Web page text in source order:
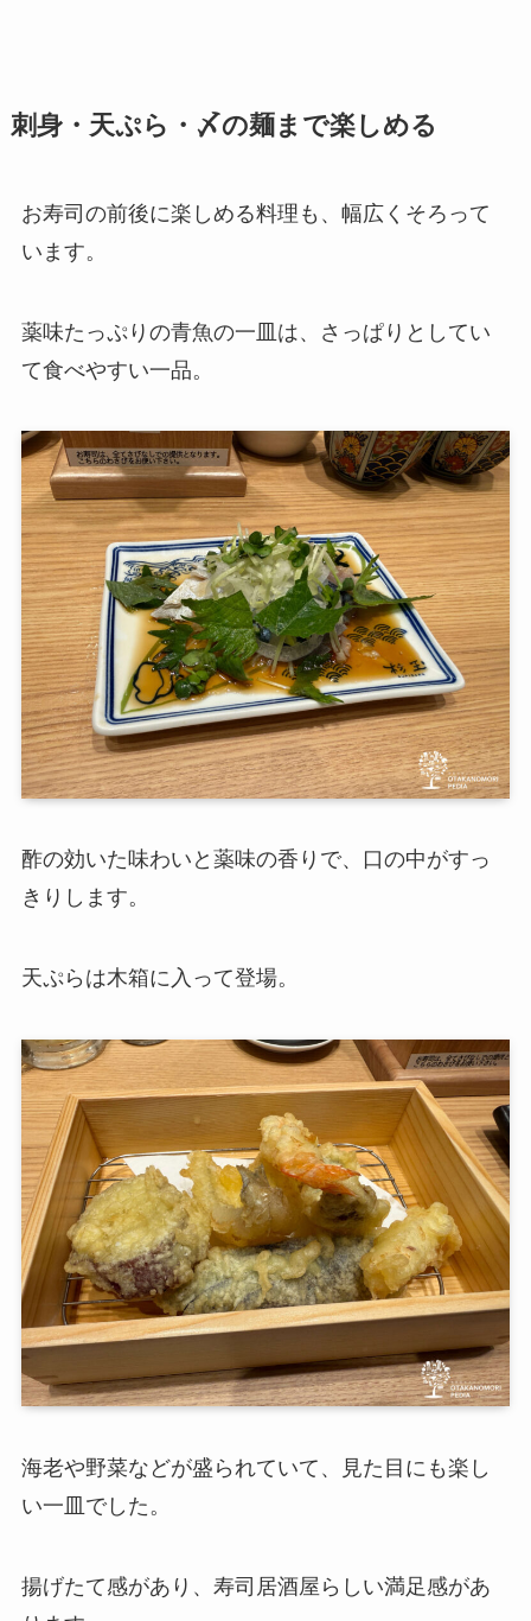
刺身・天ぷら・〆の麺まで楽しめる
お寿司の前後に楽しめる料理も、幅広くそろって
います。
薬味たっぷりの青魚の一皿は、さっぱりとしてい
て食べやすい一品。
酢の効いた味わいと薬味の香りで、口の中がすっ
きりします。
天ぷらは木箱に入って登場。
海老や野菜などが盛られていて、見た目にも楽し
い一皿でした。
揚げたて感があり、寿司居酒屋らしい満足感があ